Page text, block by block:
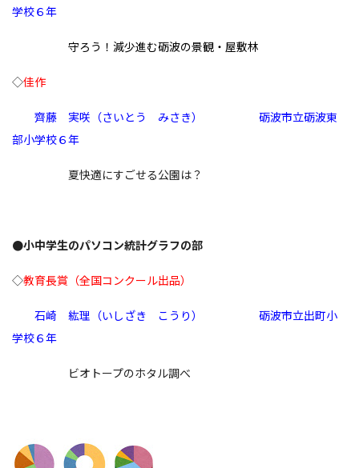
学校６年
守ろう！減少進む砺波の景観・屋敷林
◇佳作
齊藤 実咲（さいとう みさき） 砺波市立砺波東
部小学校６年
夏快適にすごせる公園は？
●小中学生のパソコン統計グラフの部
◇教育長賞（全国コンクール出品）
石崎 紘理（いしざき こうり） 砺波市立出町小
学校６年
ビオトープのホタル調べ